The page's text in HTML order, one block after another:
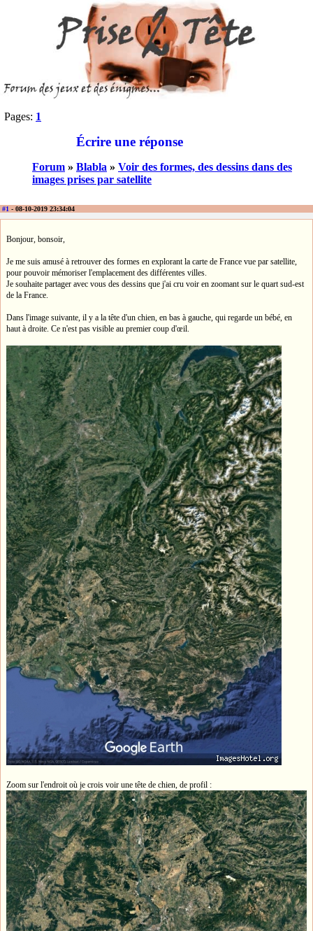
Pages: 1
Écrire une réponse
Forum » Blabla » Voir des formes, des dessins dans des
images prises par satellite
#1 - 08-10-2019 23:34:04
Bonjour, bonsoir,
Je me suis amusé à retrouver des formes en explorant la carte de France vue par satellite,
pour pouvoir mémoriser l'emplacement des différentes villes.
Je souhaite partager avec vous des dessins que j'ai cru voir en zoomant sur le quart sud-est
de la France.
Dans l'image suivante, il y a la tête d'un chien, en bas à gauche, qui regarde un bébé, en
haut à droite. Ce n'est pas visible au premier coup d'œil.
Zoom sur l'endroit où je crois voir une tête de chien, de profil :